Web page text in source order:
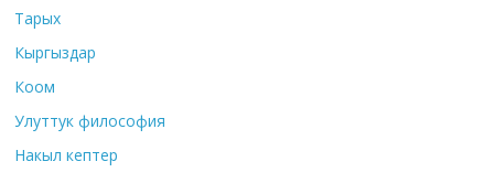
Тарых
Кыргыздар
Коом
Улуттук философия
Накыл кептер